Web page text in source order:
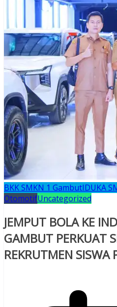
BKK SMKN 1 GambutIDUKA
OtomotifUncategorized
JEMPUT BOLA KE
GAMBUT PERKUAT
REKRUTMEN SISWA